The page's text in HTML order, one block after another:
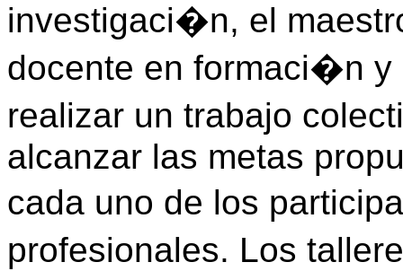
investigaci�n, el
docente en formaci�n
realizar un trabajo
alcanzar las metas
cada uno de los
profesionales. Los